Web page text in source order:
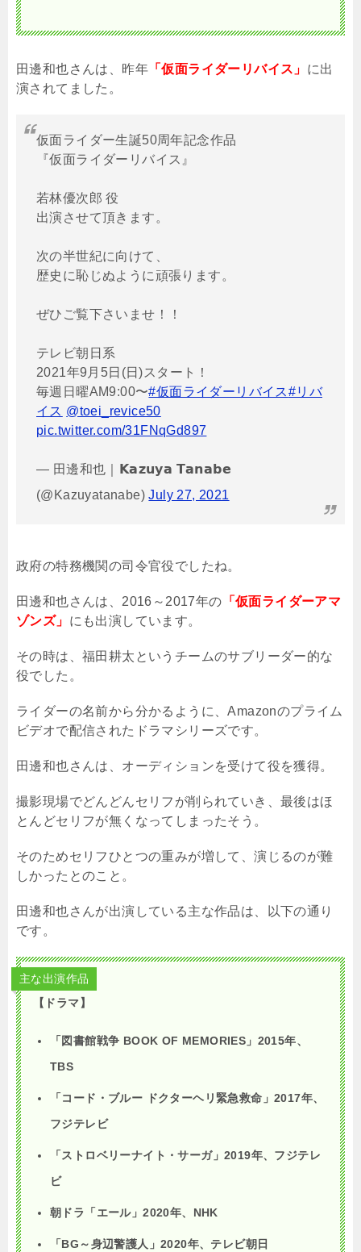
田邊和也さんは、昨年 「仮面ライダーリバイス」 に出
演されてました。
仮面ライダー生誕50周年記念作品
『仮面ライダーリバイス』
若林優次郎 役
出演させて頂きます。
次の半世紀に向けて、
歴史に恥じぬように頑張ります。
ぜひご覧下さいませ！！
テレビ朝日系
2021年9月5日(日)スタート！
毎週日曜AM9:00〜#仮面ライダーリバイス#リバ
イス @toei_revice50
pic.twitter.com/31FNqGd897
— 田邊和也｜𝗞𝗮𝘇𝘂𝘆𝗮 𝗧𝗮𝗻𝗮𝗯𝗲
(@Kazuyatanabe)July 27, 2021
政府の特務機関の司令官役でしたね。
田邊和也さんは、 2016 ～ 2017年の 「仮面ライダーアマ
ゾンズ」 にも出演しています。
その時は、福田耕太というチームのサブリーダー的な
役でした。
ライダーの名前から分かるように、Amazonのプライム
ビデオで配信されたドラマシリーズです。
田邊和也さんは、オーディションを受けて役を獲得。
撮影現場でどんどんセリフが削られていき、最後はほ
とんどセリフが無くなってしまったそう。
そのためセリフひとつの重みが増して、演じるのが難
しかったとのこと。
田邊和也さんが出演している主な作品は、以下の通り
です。
主な出演作品
【ドラマ】
「図書館戦争 BOOK OF MEMORIES」2015年、
TBS
「コード・ブルー ドクターヘリ緊急救命」 2017年、
フジテレビ
「ストロベリーナイト・サーガ」 2019年、フジテレ
ビ
朝ドラ「エール」2020年、 NHK
「 BG ～身辺警護人」2020年、テレビ朝日